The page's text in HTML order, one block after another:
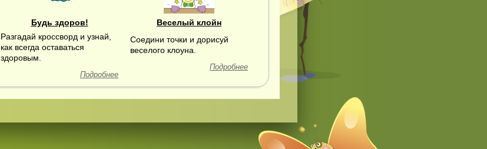
Будь здоров!
Разгадай кроссворд и узнай,
как всегда оставаться
здоровым.
Подробнее
Веселый клойн
Соедини точки и дорисуй
веселого клоуна.
Подробнее